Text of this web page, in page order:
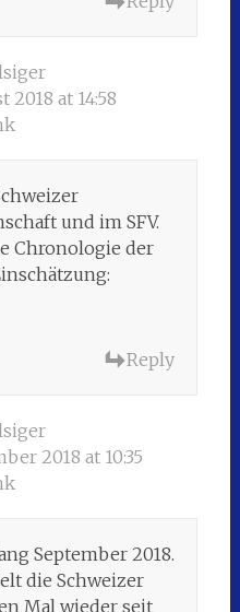
2018 at 14:58
und im SFV.
Chronologie der
Reply
2018 at 10:35
September 2018.
die Schweizer
Mal wieder seit